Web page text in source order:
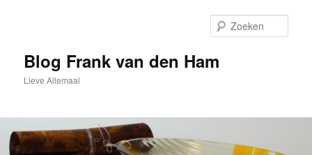
inhoud
inhoudBlog Frank van den Ham
Lieve Allemaal